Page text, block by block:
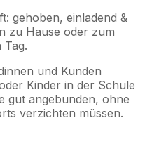
gehoben, einladend &
zu Hause oder zum
Tag.
und Kunden
Kinder in der Schule
gut angebunden, ohne
verzichten müssen.